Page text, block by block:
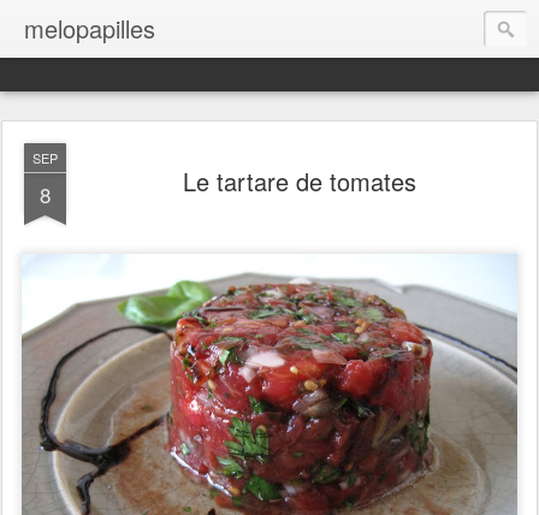
melopapilles
SEP
8 Le tartare de tomates